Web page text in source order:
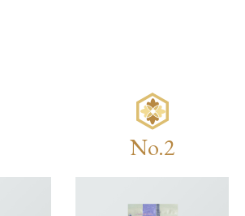
No.2